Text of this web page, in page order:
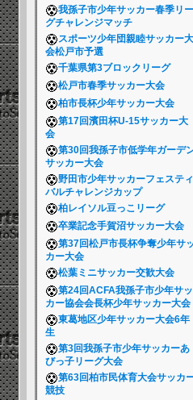
我孫子市少年サッカー春季リー
グチャレンジマッチ
スポーツ少年団親睦サッカー大
会松戸市予選
千葉県第3ブロックリーグ
松戸市春季サッカー大会
柏市長杯少年サッカー大会
第17回濱田杯U-15サッカー大
会
第30回我孫子市低学年ガーデ
サッカー大会
野田市少年サッカーフェスティ
バルチャレンジカップ
柏レイソル豆っこリーグ
卒業記念手賀沼サッカー大会
第37回松戸市長杯争奪少年サ
カー大会
松葉ミニサッカー交歓大会
第24回ACFA我孫子市少年サッ
カー協会会長杯少年サッカー大会
東葛地区少年サッカー大会6年
生
第3回我孫子市少年サッカーあ
びっ子リーグ大会
第63回柏市民体育大会サッカ
競技